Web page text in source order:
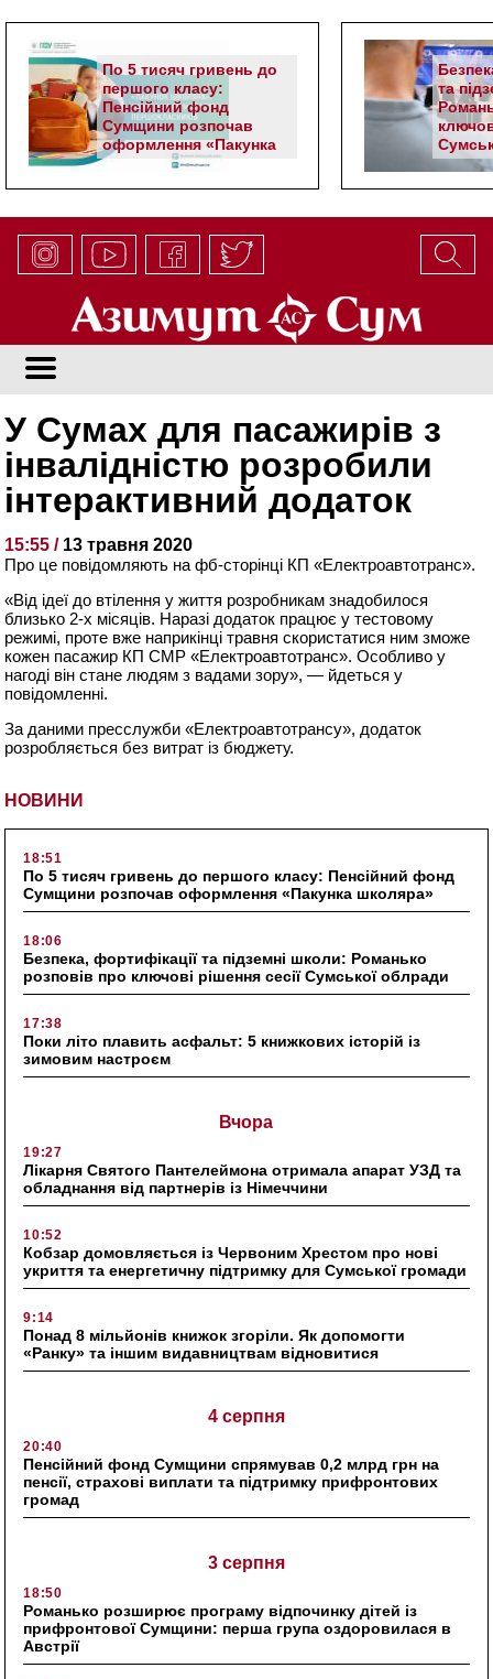
По 5 тисяч гривень до
першого класу:
Пенсійний фонд
Сумщини розпочав
оформлення «Пакунка
школяра»
та
НОВИНИ
18:51
По 5 тисяч гривень до першого класу: Пенсійний фонд
Сумщини розпочав оформлення «Пакунка школяра»
18:06
Безпека, фортифікації та підземні школи: Романько
розповів про ключові рішення сесії Сумської облради
17:38
Поки літо плавить асфальт: 5 книжкових історій із
зимовим настроєм
Вчора
19:27
Лікарня Святого Пантелеймона отримала апарат УЗД та
обладнання від партнерів із Німеччини
10:52
Кобзар домовляється із Червоним Хрестом про нові
укриття та енергетичну підтримку для Сумської громади
9:14
Понад 8 мільйонів книжок згоріли. Як допомогти
«Ранку» та іншим видавництвам відновитися
4 серпня
20:40
Пенсійний фонд Сумщини спрямував 0,2 млрд грн на
пенсії, страхові виплати та підтримку прифронтових
громад
3 серпня
18:50
Романько розширює програму відпочинку дітей із
прифронтової Сумщини: перша група оздоровилася в
Австрії
У Сумах для пасажирів з
інвалідністю розробили
інтерактивний додаток
15:55 / 13 травня 2020
Про це повідомляють на фб-сторінці КП «Електроавтотранс».
«Від ідеї до втілення у життя розробникам знадобилося
близько 2-х місяців. Наразі додаток працює у тестовому
режимі, проте вже наприкінці травня скористатися ним зможе
кожен пасажир КП СМР «Електроавтотранс». Особливо у
нагоді він стане людям з вадами зору», — йдеться у
повідомленні.
За даними пресслужби «Електроавтотрансу», додаток
розробляється без витрат із бюджету.